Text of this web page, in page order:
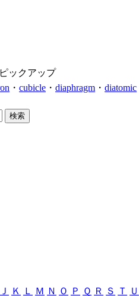
ックアップ
・ cubicle ・ diaphragm ・ diatomic
Ｊ Ｋ Ｌ Ｍ Ｎ Ｏ Ｐ Ｑ Ｒ Ｓ Ｔ Ｕ